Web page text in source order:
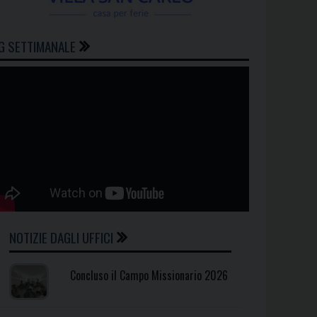
SETTIMANALE
NOTIZIE DAGLI UFFICI
Concluso il Campo Missionario 2026